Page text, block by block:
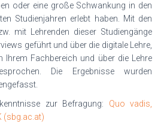
oder eine große Schwankung in den
Studienjahren erlebt haben. Mit den
mit Lehrenden dieser Studiengänge
geführt und über die digitale Lehre,
Ihrem Fachbereich und über die Lehre
Die Ergebnisse wurden
zur Befragung: Quo vadis,
(sbg.ac.at)